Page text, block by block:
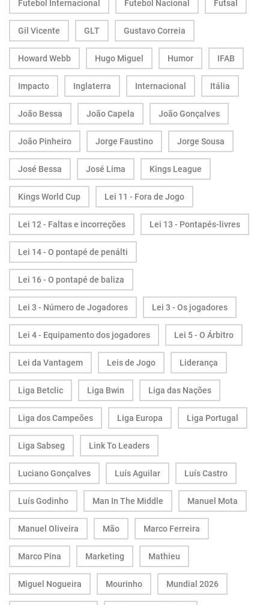
Futebol Internacional Futebol Nacional Futsal
Gil Vicente GLT Gustavo Correia
Howard Webb Hugo Miguel Humor IFAB
Impacto Inglaterra Internacional Itália
João Bessa João Capela João Gonçalves
João Pinheiro Jorge Faustino Jorge Sousa
José Bessa José Lima Kings League
Kings World Cup Lei 11 - Fora de Jogo
Lei 12 - Faltas e incorreções Lei 13 - Pontapés-livres
Lei 14 - O pontapé de penálti
Lei 16 - O pontapé de baliza
Lei 3 - Número de Jogadores Lei 3 - Os jogadores
Lei 4 - Equipamento dos jogadores Lei 5 - O Árbitro
Lei da Vantagem Leis de Jogo Liderança
Liga Betclic Liga Bwin Liga das Nações
Liga dos Campeões Liga Europa Liga Portugal
Liga Sabseg Link To Leaders
Luciano Gonçalves Luís Aguilar Luís Castro
Luís Godinho Man In The Middle Manuel Mota
Manuel Oliveira Mão Marco Ferreira
Marco Pina Marketing Mathieu
Miguel Nogueira Mourinho Mundial 2026